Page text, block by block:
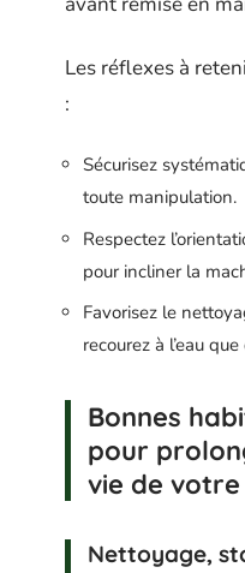
Les réflexes à
:
Sécurisez
toute manipulation.
Respectez
pour incliner la
Favorisez le
recourez à l’eau
Bonnes
pour
vie de
Nettoyage,